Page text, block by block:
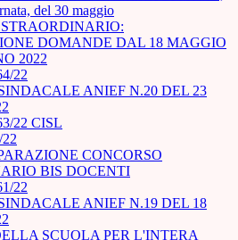
del 30 maggio
DOMANDE DAL 18 MAGGIO
2022
22
ANIEF N.20 DEL 23
22 CISL
CONCORSO
BIS DOCENTI
22
ANIEF N.19 DEL 18
SCUOLA PER L'INTERA